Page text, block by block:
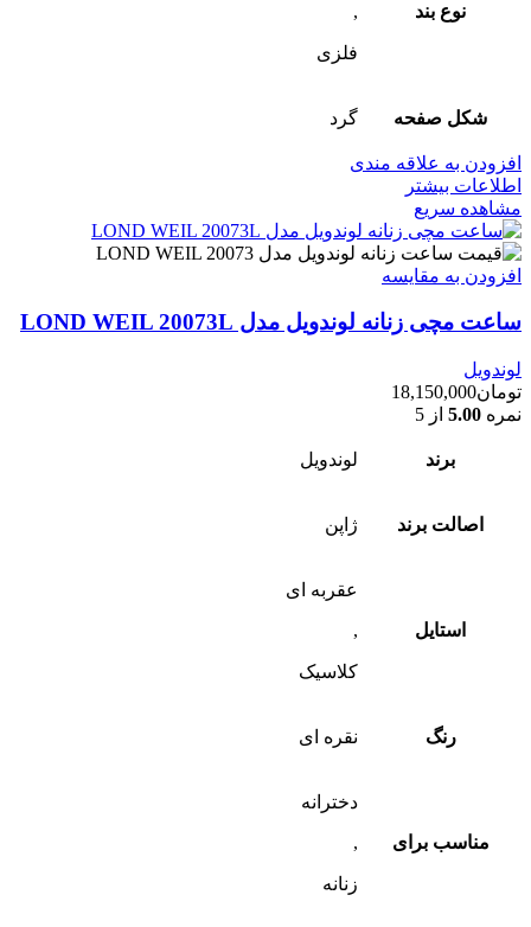
نوع بند
,
فلزی
شکل صفحه گرد
افزودن به علاقه مندی
اطلاعات بیشتر
مشاهده سریع
افزودن به مقایسه
ساعت مچی زنانه لوندویل مدل LOND WEIL 20073L
لوندویل
تومان18,150,000
نمره 5.00 از 5
برند لوندویل
اصالت برند ژاپن
استایل
عقربه ای
,
کلاسیک
رنگ نقره ای
مناسب برای
دخترانه
,
زنانه